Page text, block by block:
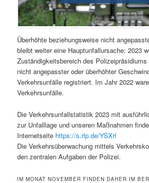
Überhöhte beziehungsweise nicht
bleibt weiter eine Hauptunfallursache: 2023
Zuständigkeitsbereich des
nicht angepasster oder überhöhter
Verkehrsunfälle registriert. Im Jahr 2022
Verkehrsunfälle.
Die Verkehrsunfallstatistik 2023 mit
zur Unfalllage und unseren Maßnahmen
Internetseite https://s.rlp.de/YSXrl
Die Verkehrsüberwachung mittels
den zentralen Aufgaben der Polizei.
IM MONAT NOVEMBER FINDEN DAHER IM